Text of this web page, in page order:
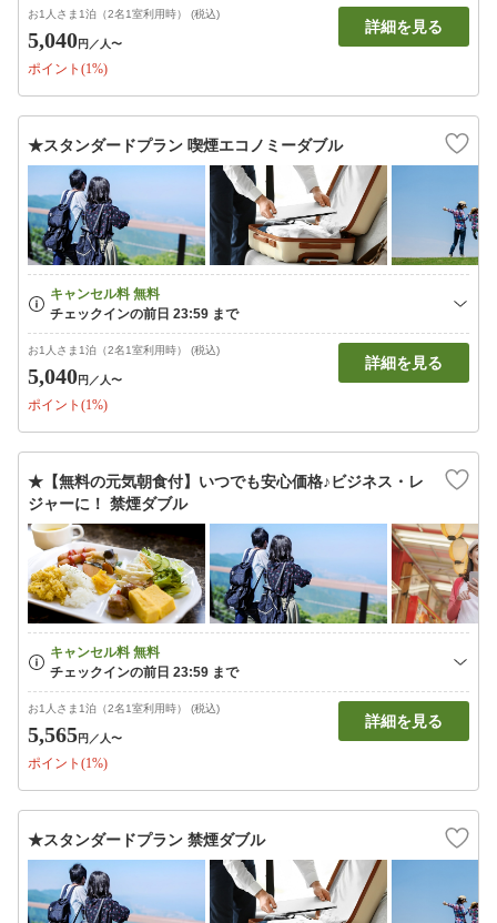
お1人さま1泊（2名1室利用時） (税込)
5,040円 ／人〜
ポイント(1%)
詳細を見る
★スタンダードプラン 喫煙エコノミーダブル
お1人さま1泊（2名1室利用時） (税込)
5,040円 ／人〜
ポイント(1%)
詳細を見る
★【無料の元気朝食付】いつでも安心価格♪ビジネス・レ
ジャーに！ 禁煙ダブル
お1人さま1泊（2名1室利用時） (税込)
5,565円 ／人〜
ポイント(1%)
詳細を見る
★スタンダードプラン 禁煙ダブル